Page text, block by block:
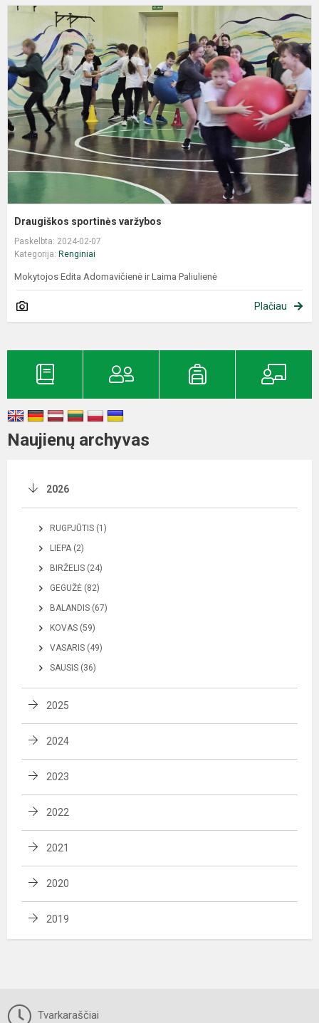
Draugiškos sportinės varžybos
Paskelbta: 2024-02-07
Kategorija: Renginiai
Mokytojos Edita Adomavičienė ir Laima Paliulienė
Plačiau
Naujienų archyvas
2026
RUGPJŪTIS (1)
LIEPA (2)
BIRŽELIS (24)
GEGUŽĖ (82)
BALANDIS (67)
KOVAS (59)
VASARIS (49)
SAUSIS (36)
2025
2024
2023
2022
2021
2020
2019
Tvarkaraščiai